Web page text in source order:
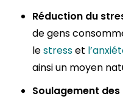
Réduction du
de gens
lestresset
ainsi un moyen
Soulagement